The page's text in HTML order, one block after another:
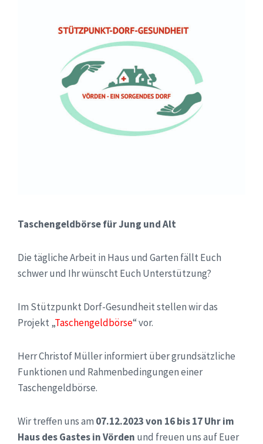
Taschengeldbörse für Jung und Alt
Die tägliche Arbeit in Haus und Garten fällt Euch
schwer und Ihr wünscht Euch Unterstützung?
Im Stützpunkt Dorf-Gesundheit stellen wir das
Projekt „Taschengeldbörse“ vor.
Herr Christof Müller informiert über grundsätzliche
Funktionen und Rahmenbedingungen einer
Taschengeldbörse.
Wir treffen uns am 07.12.2023 von 16 bis 17 Uhr im
Haus des Gastes in Vörden und freuen uns auf Euer